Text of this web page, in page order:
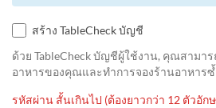
สร้าง TableCheck บัญชี
ด้วย TableCheck บัญชีผู้ใช้งาน, คุณสามา
อาหารของคุณและทำการจองร้านอาหารซ้
รหัสผ่าน สั้นเกินไป (ต้องยาวกว่า 12 ตัวอัก